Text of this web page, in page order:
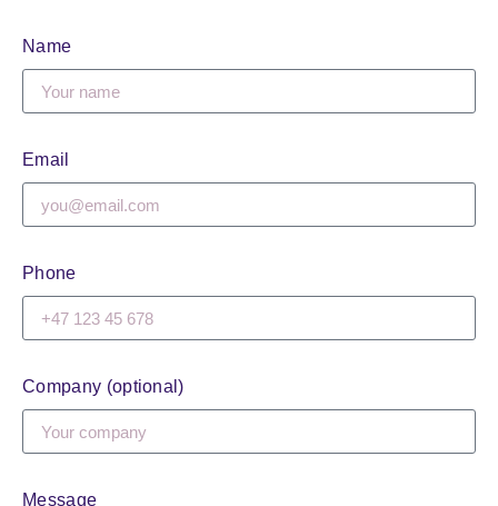
Name
Email
Phone
Company (optional)
Message